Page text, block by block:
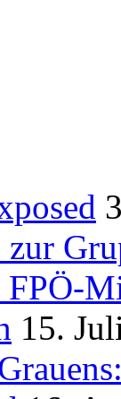
15.